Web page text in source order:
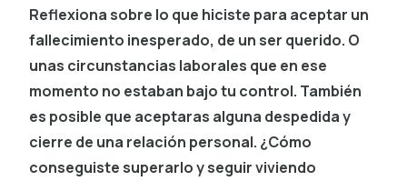
Reflexiona sobre lo que hiciste para aceptar un
fallecimiento inesperado, de un ser querido. O
unas circunstancias laborales que en ese
momento no estaban bajo tu control. También
es posible que aceptaras alguna despedida y
cierre de una relación personal. ¿Cómo
conseguiste superarlo y seguir viviendo